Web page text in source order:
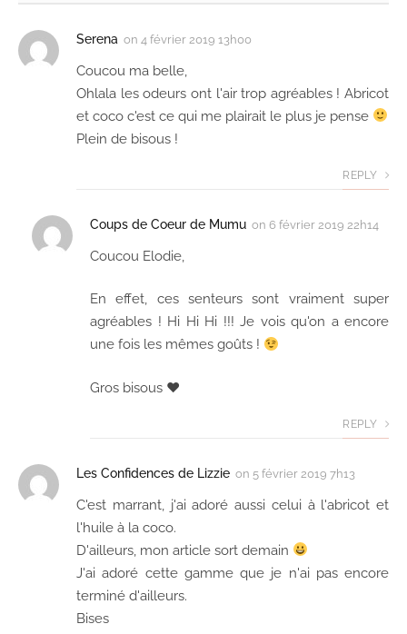
Serena on 4 février 2019 13h00
Coucou ma belle,
Ohlala les odeurs ont l'air trop agréables ! Abricot
et coco c'est ce qui me plairait le plus je pense
Plein de bisous !
REPLY
Coups de Coeur de Mumu on 6 février 2019 22h14
Coucou Elodie,
En effet, ces senteurs sont vraiment super
agréables ! Hi Hi Hi !!! Je vois qu'on a encore
une fois les mêmes goûts !
Gros bisous ♥
REPLY
Les Confidences de Lizzie on 5 février 2019 7h13
C'est marrant, j'ai adoré aussi celui à l'abricot et
l'huile à la coco.
D'ailleurs, mon article sort demain
J'ai adoré cette gamme que je n'ai pas encore
terminé d'ailleurs.
Bises